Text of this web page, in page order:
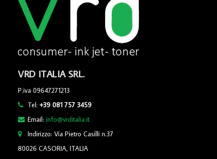
VRD ITALIA SRL.
P.iva 09647271213
Tel:+39 081 757 3459
Email:info@vrditalia.it
Indirizzo: Via Pietro Casilli n.37
80026 CASORIA, ITALIA